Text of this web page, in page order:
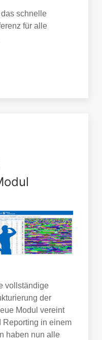
schnelle
für alle
vollständige
der
Modul vereint
Reporting in einem
haben nun alle